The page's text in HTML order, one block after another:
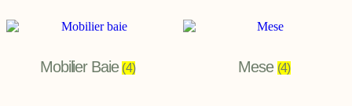
Mobilier Baie(4) Mese (4)